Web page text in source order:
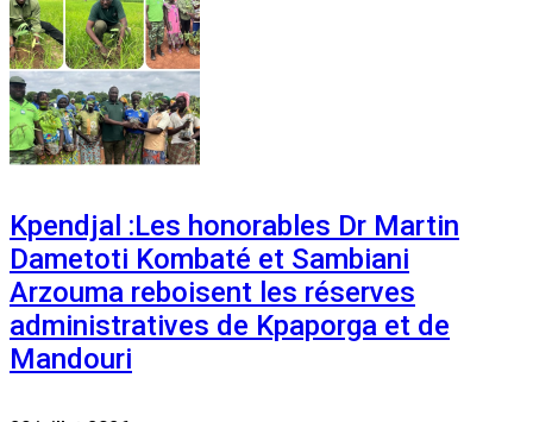
Kpendjal :Les honorables Dr Martin
Dametoti Kombaté et Sambiani
Arzouma reboisent les réserves
administratives de Kpaporga et de
Mandouri